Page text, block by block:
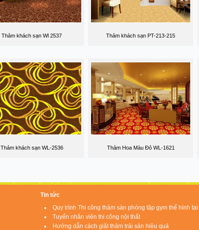
Thảm khách sạn Wl 2537 Thảm khách sạn PT-213-215
Thảm khách sạn WL-2536 Thảm Hoa Màu Đỏ WL-1621
Tin tức
Quy trình Thi công thảm sàn phòng tập gym thể hình tại
Tuyển nhân viên thi công nội thất
Hướng dẫn cách giặt thảm trải sàn hiệu quả